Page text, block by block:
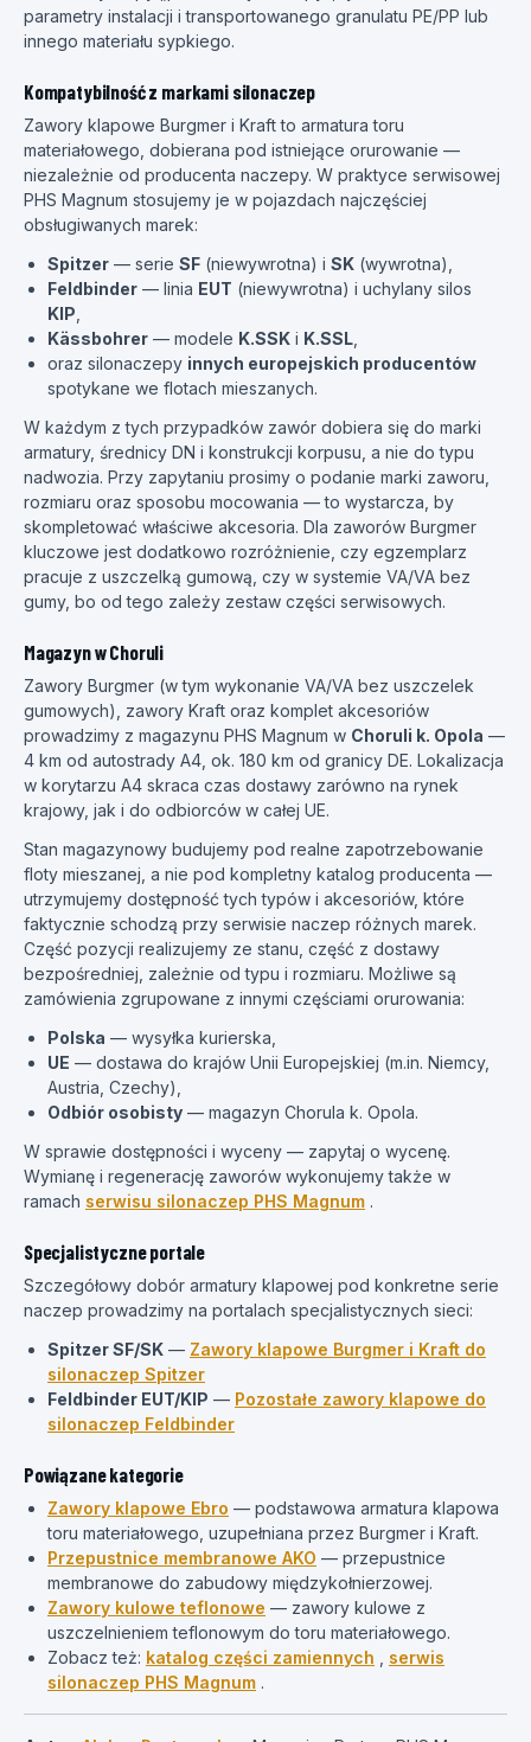
parametry instalacji i transportowanego granulatu PE/PP lub
innego materiału sypkiego.
Kompatybilność z markami silonaczep
Zawory klapowe Burgmer i Kraft to armatura toru
materiałowego, dobierana pod istniejące orurowanie —
niezależnie od producenta naczepy. W praktyce serwisowej
PHS Magnum stosujemy je w pojazdach najczęściej
obsługiwanych marek:
Spitzer — serie SF (niewywrotna) i SK (wywrotna),
Feldbinder — linia EUT (niewywrotna) i uchylany silos
KIP
Kässbohrer — modele K.SSK i K.SSL
oraz silonaczepy innych europejskich producentów
spotykane we flotach mieszanych.
W każdym z tych przypadków zawór dobiera się do marki
armatury, średnicy DN i konstrukcji korpusu, a nie do typu
nadwozia. Przy zapytaniu prosimy o podanie marki zaworu,
rozmiaru oraz sposobu mocowania — to wystarcza, by
skompletować właściwe akcesoria. Dla zaworów Burgmer
kluczowe jest dodatkowo rozróżnienie, czy egzemplarz
pracuje z uszczelką gumową, czy w systemie VA/VA bez
gumy, bo od tego zależy zestaw części serwisowych.
Magazyn w Choruli
Zawory Burgmer (w tym wykonanie VA/VA bez uszczelek
gumowych), zawory Kraft oraz komplet akcesoriów
prowadzimy z magazynu PHS Magnum w Choruli k. Opola —
4 km od autostrady A4, ok. 180 km od granicy DE. Lokalizacja
w korytarzu A4 skraca czas dostawy zarówno na rynek
krajowy, jak i do odbiorców w całej UE.
Stan magazynowy budujemy pod realne zapotrzebowanie
floty mieszanej, a nie pod kompletny katalog producenta —
utrzymujemy dostępność tych typów i akcesoriów, które
faktycznie schodzą przy serwisie naczep różnych marek.
Część pozycji realizujemy ze stanu, część z dostawy
bezpośredniej, zależnie od typu i rozmiaru. Możliwe są
zamówienia zgrupowane z innymi częściami orurowania:
Polska — wysyłka kurierska,
UE — dostawa do krajów Unii Europejskiej (m.in. Niemcy,
Austria, Czechy),
Odbiór osobisty — magazyn Chorula k. Opola.
W sprawie dostępności i wyceny — zapytaj o wycenę.
Wymianę i regenerację zaworów wykonujemy także w
ramach serwisu silonaczep PHS Magnum .
Specjalistyczne portale
Szczegółowy dobór armatury klapowej pod konkretne serie
naczep prowadzimy na portalach specjalistycznych sieci:
Spitzer SF/SK — Zawory klapowe Burgmer i Kraft do
silonaczep Spitzer
Feldbinder EUT/KIP — Pozostałe zawory klapowe do
silonaczep Feldbinder
Powiązane kategorie
Zawory klapowe Ebro — podstawowa armatura klapowa
toru materiałowego, uzupełniana przez Burgmer i Kraft.
Przepustnice membranowe AKO — przepustnice
membranowe do zabudowy międzykołnierzowej.
Zawory kulowe teflonowe — zawory kulowe z
uszczelnieniem teflonowym do toru materiałowego.
Zobacz też: katalog części zamiennych
serwis
silonaczep PHS Magnum .